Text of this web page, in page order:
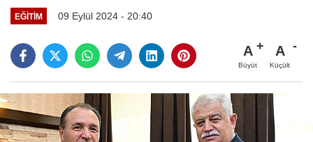
EĞITIM 09 Eylül 2024 - 20:40
A
Büyüt
A
Küçült